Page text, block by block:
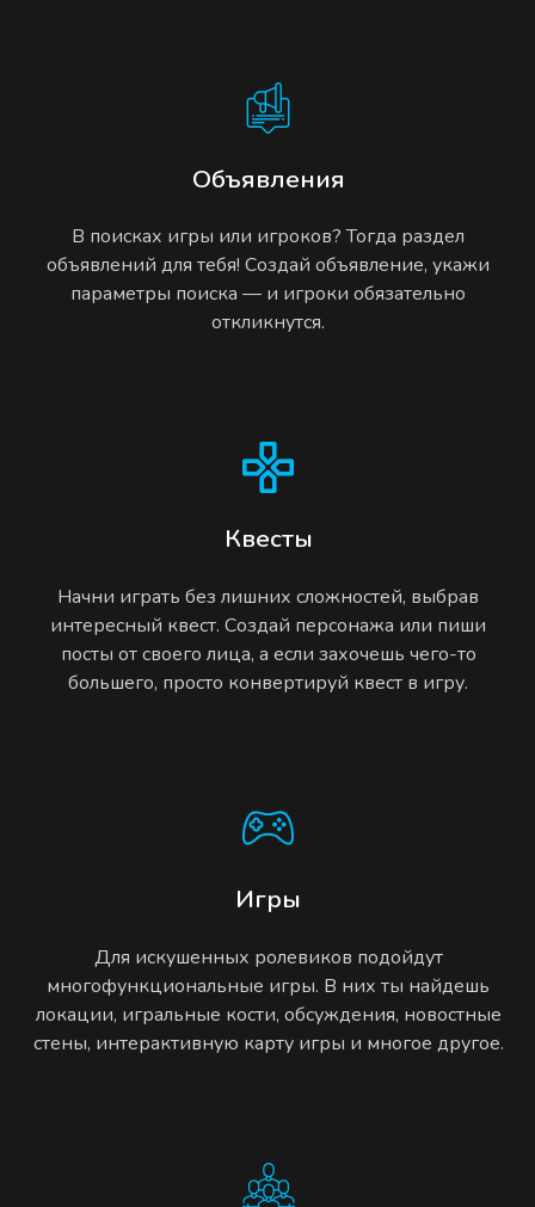
Объявления
В поисках игры или игроков? Тогда раздел
объявлений для тебя! Создай объявление, укажи
параметры поиска — и игроки обязательно
откликнутся.
Квесты
Начни играть без лишних сложностей, выбрав
интересный квест. Создай персонажа или пиши
посты от своего лица, а если захочешь чего-то
большего, просто конвертируй квест в игру.
Игры
Для искушенных ролевиков подойдут
многофункциональные игры. В них ты найдешь
локации, игральные кости, обсуждения, новостные
стены, интерактивную карту игры и многое другое.